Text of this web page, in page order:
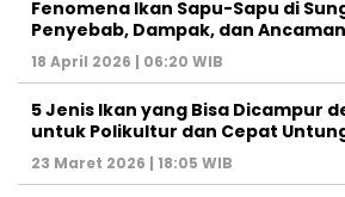
Fenomena Ikan Sapu-Sapu di
Penyebab, Dampak, dan
18 April 2026 | 06:20 WIB
5 Jenis Ikan yang Bisa Dicampur
untuk Polikultur dan Cepat
23 Maret 2026 | 18:05 WIB